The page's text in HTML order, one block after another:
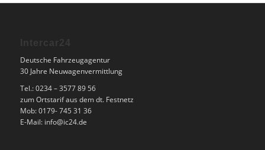
Deutsche Fahrzeugagentur
30 Jahre Neuwagenvermittlung
Tel.: 0234 – 3577 89 56
zum Ortstarif aus dem dt. Festnetz
Mob: 0179- 745 31 36
E-Mail: info@ic24.de